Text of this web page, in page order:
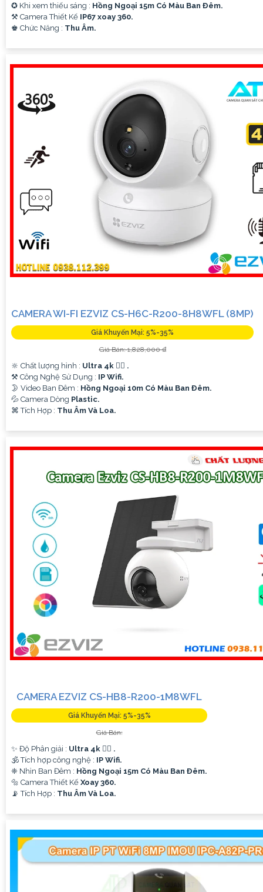
✪ Khi xem thiếu sáng : Hồng Ngoại 15m Có Màu Ban Ðêm.
⚒ Camera Thiết Kế IP67 xoay 360.
️♚ Chức Năng : Thu Âm.
CAMERA WI-FI EZVIZ CS-H6C-R200-8H8WFL (8MP)
Giá Khuyến Mại: 5%-35%
Giá Bán: 1,828,000 ₫
🔆 Chất lượng hình : Ultra 4k 👍🏾 .
⚒ Công Nghệ Sử Dụng : IP Wifi.
🌛 Video Ban Đêm : Hồng Ngoại 10m Có Màu Ban Ðêm.
💦 Camera Dòng Plastic.
️⌘ Tích Hợp : Thu Âm Và Loa.
CAMERA EZVIZ CS-HB8-R200-1M8WFL
Giá Khuyến Mại: 5%-35%
Giá Bán:
✨ Độ Phân giải : Ultra 4k 👍🏾 .
🕉️ Tích hợp công nghệ : IP Wifi.
❈ Nhìn Ban Đêm : Hồng Ngoại 15m Có Màu Ban Ðêm.
🔩 Camera Thiết Kế Xoay 360.
️📡 Tích Hợp : Thu Âm Và Loa.